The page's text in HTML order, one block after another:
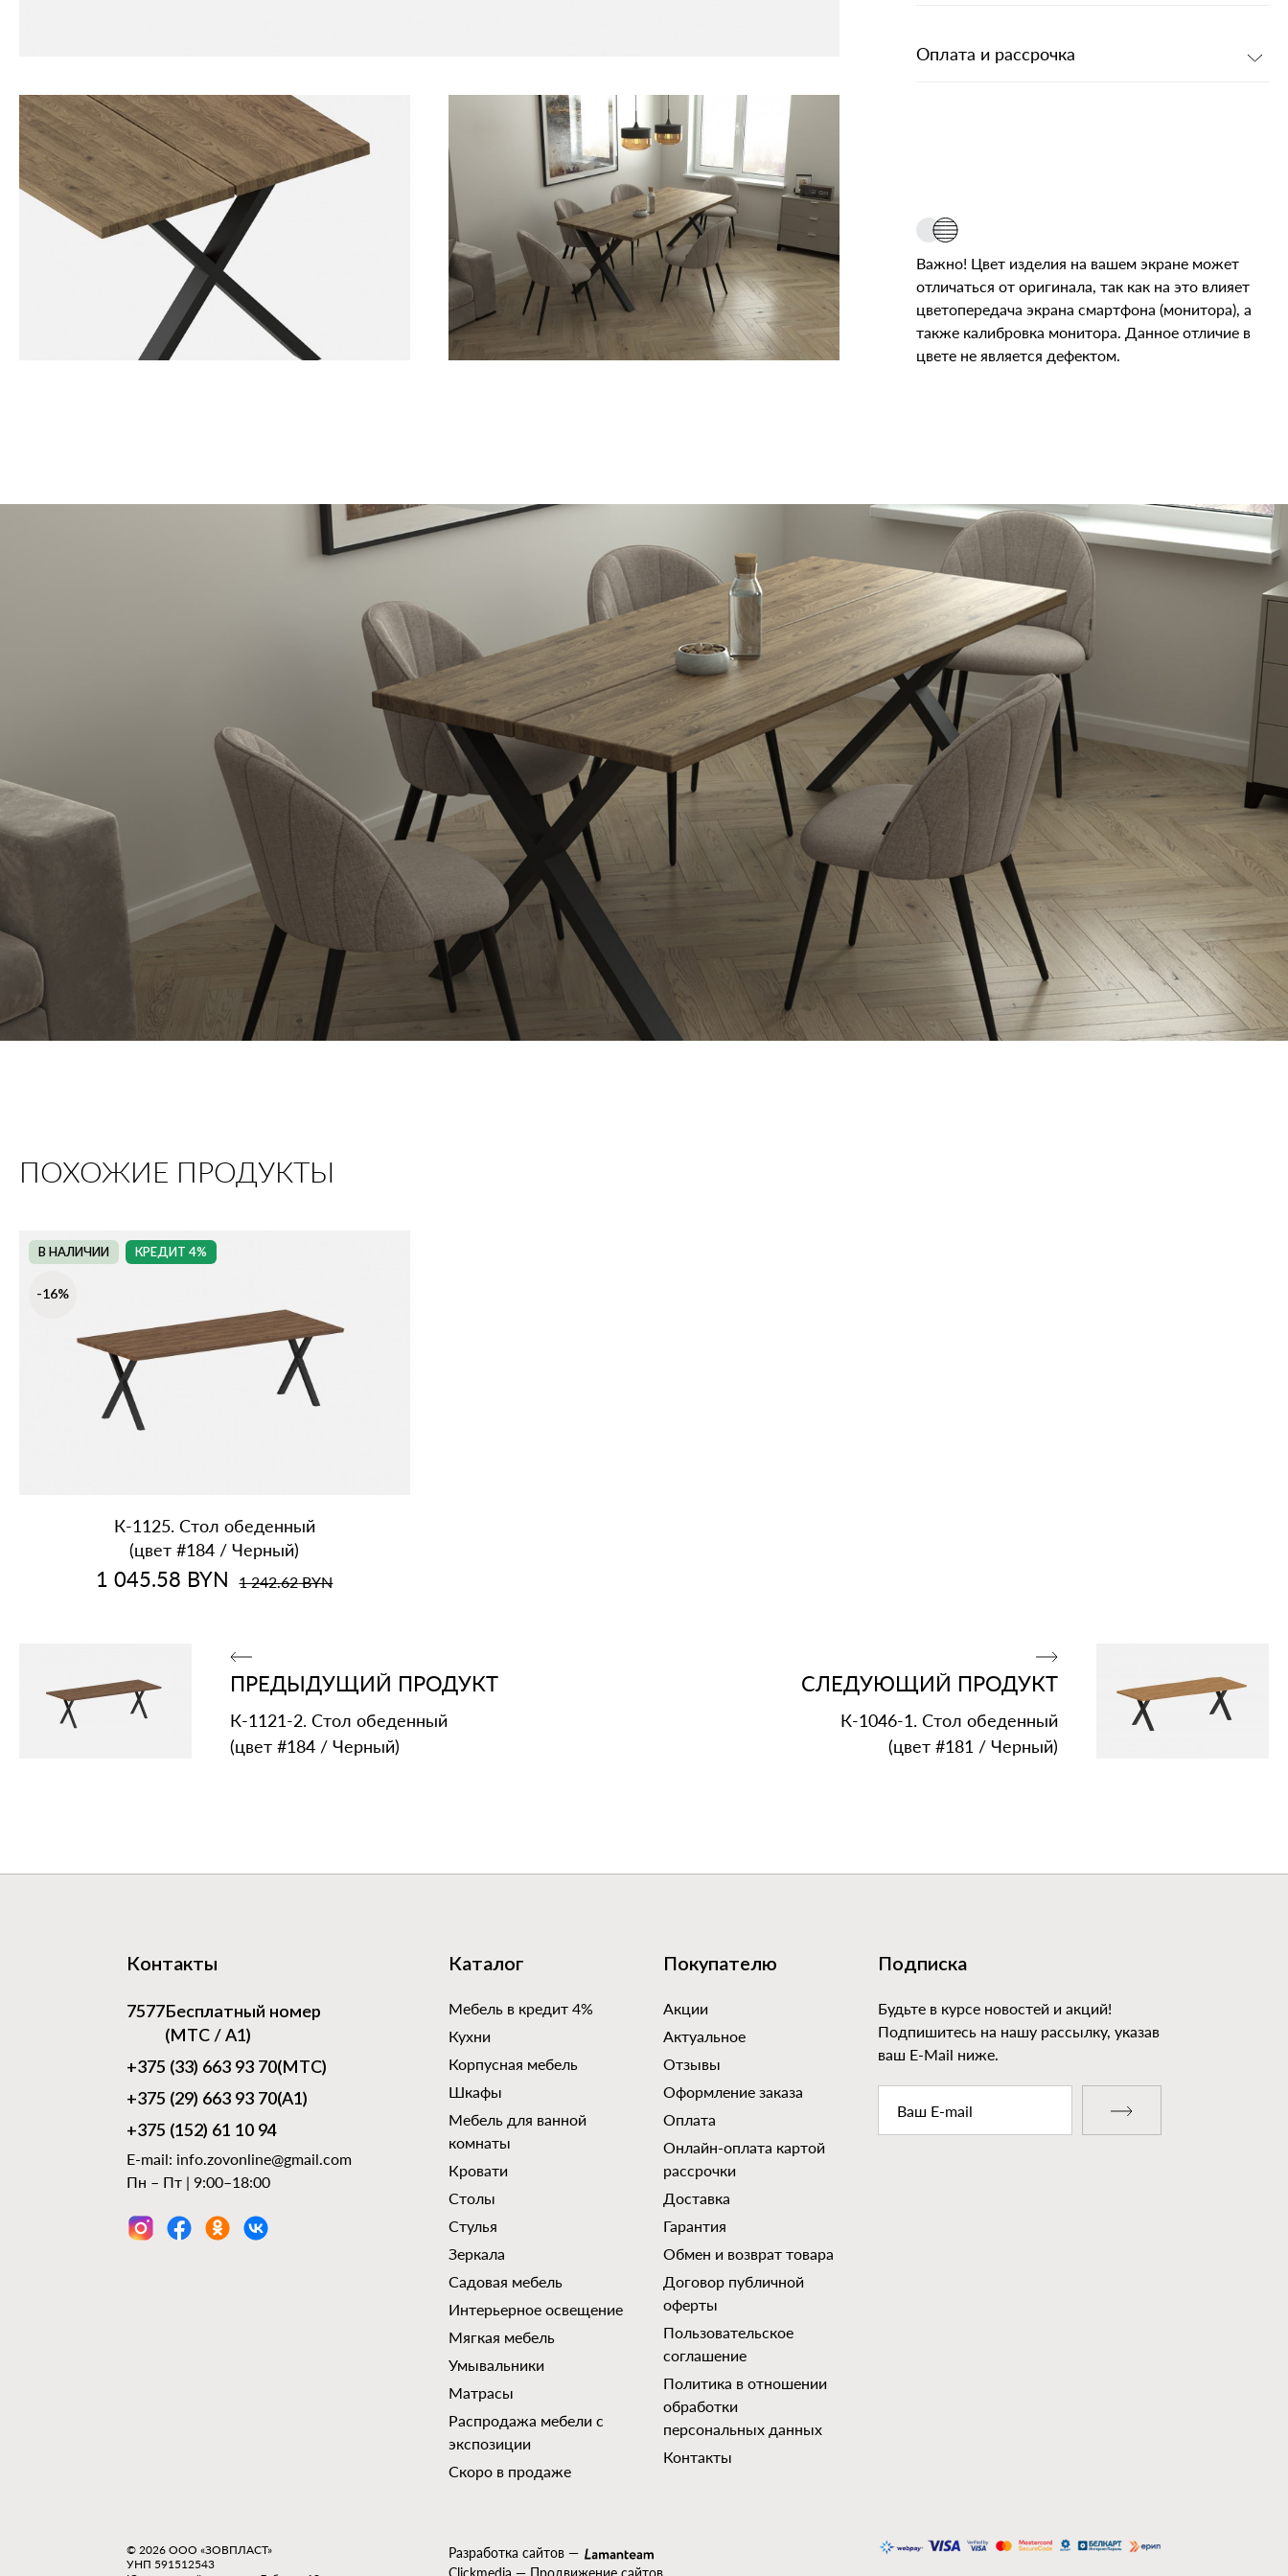
Оплата и рассрочка
Важно! Цвет изделия на вашем экране может
отличаться от оригинала, так как на это влияет
цветопередача экрана смартфона (монитора), а
также калибровка монитора. Данное отличие в
цвете не является дефектом.
ПОХОЖИЕ ПРОДУКТЫ
В НАЛИЧИИ КРЕДИТ 4%
-16%
К‑1125. Стол обеденный
(цвет #184 / Черный)
1 045.58 BYN 1 242.62BYN
ПРЕДЫДУЩИЙ ПРОДУКТ
К‑1121‑2. Стол обеденный
(цвет #184 / Черный)
СЛЕДУЮЩИЙ ПРОДУКТ
К‑1046‑1. Стол обеденный
(цвет #181 / Черный)
Контакты
7577 Бесплатный номер
(МТС / А1)
+375 (33) 663 93 70(МТС)
+375 (29) 663 93 70(А1)
+375 (152) 61 10 94
E-mail: info.zovonline@gmail.com
Пн – Пт | 9:00–18:00
Каталог
Мебель в кредит 4%
Кухни
Корпусная мебель
Шкафы
Мебель для ванной
комнаты
Кровати
Столы
Стулья
Зеркала
Садовая мебель
Интерьерное освещение
Мягкая мебель
Умывальники
Матрасы
Распродажа мебели с
экспозиции
Скоро в продаже
Покупателю
Акции
Актуальное
Отзывы
Оформление заказа
Оплата
Онлайн-оплата картой
рассрочки
Доставка
Гарантия
Обмен и возврат товара
Договор публичной
оферты
Пользовательское
соглашение
Политика в отношении
обработки
персональных данных
Контакты
Подписка
Будьте в курсе новостей и акций!
Подпишитесь на нашу рассылку, указав
ваш E-Mail ниже.
© 2026 ООО «ЗОВПЛАСТ»
УНП 591512543
Разработка сайтов —